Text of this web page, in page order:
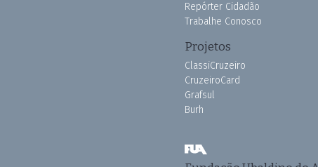
Repórter Cidadão
Trabalhe Conosco
Projetos
ClassiCruzeiro
CruzeiroCard
Grafsul
Burh